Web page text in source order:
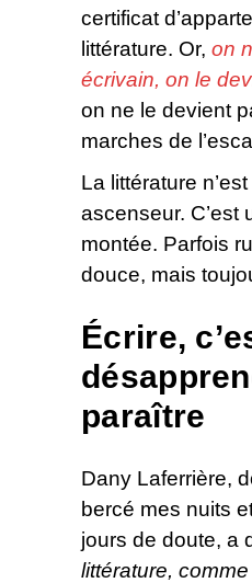
certificat
littérature. Or, on
écrivain, on le
on ne le devient
marches de
La littérature
ascenseur. C’est
montée. Parfois
douce, mais
Écrire,
paraître
Dany Laferrière,
bercé mes nuits
jours de doute, a
littérature,